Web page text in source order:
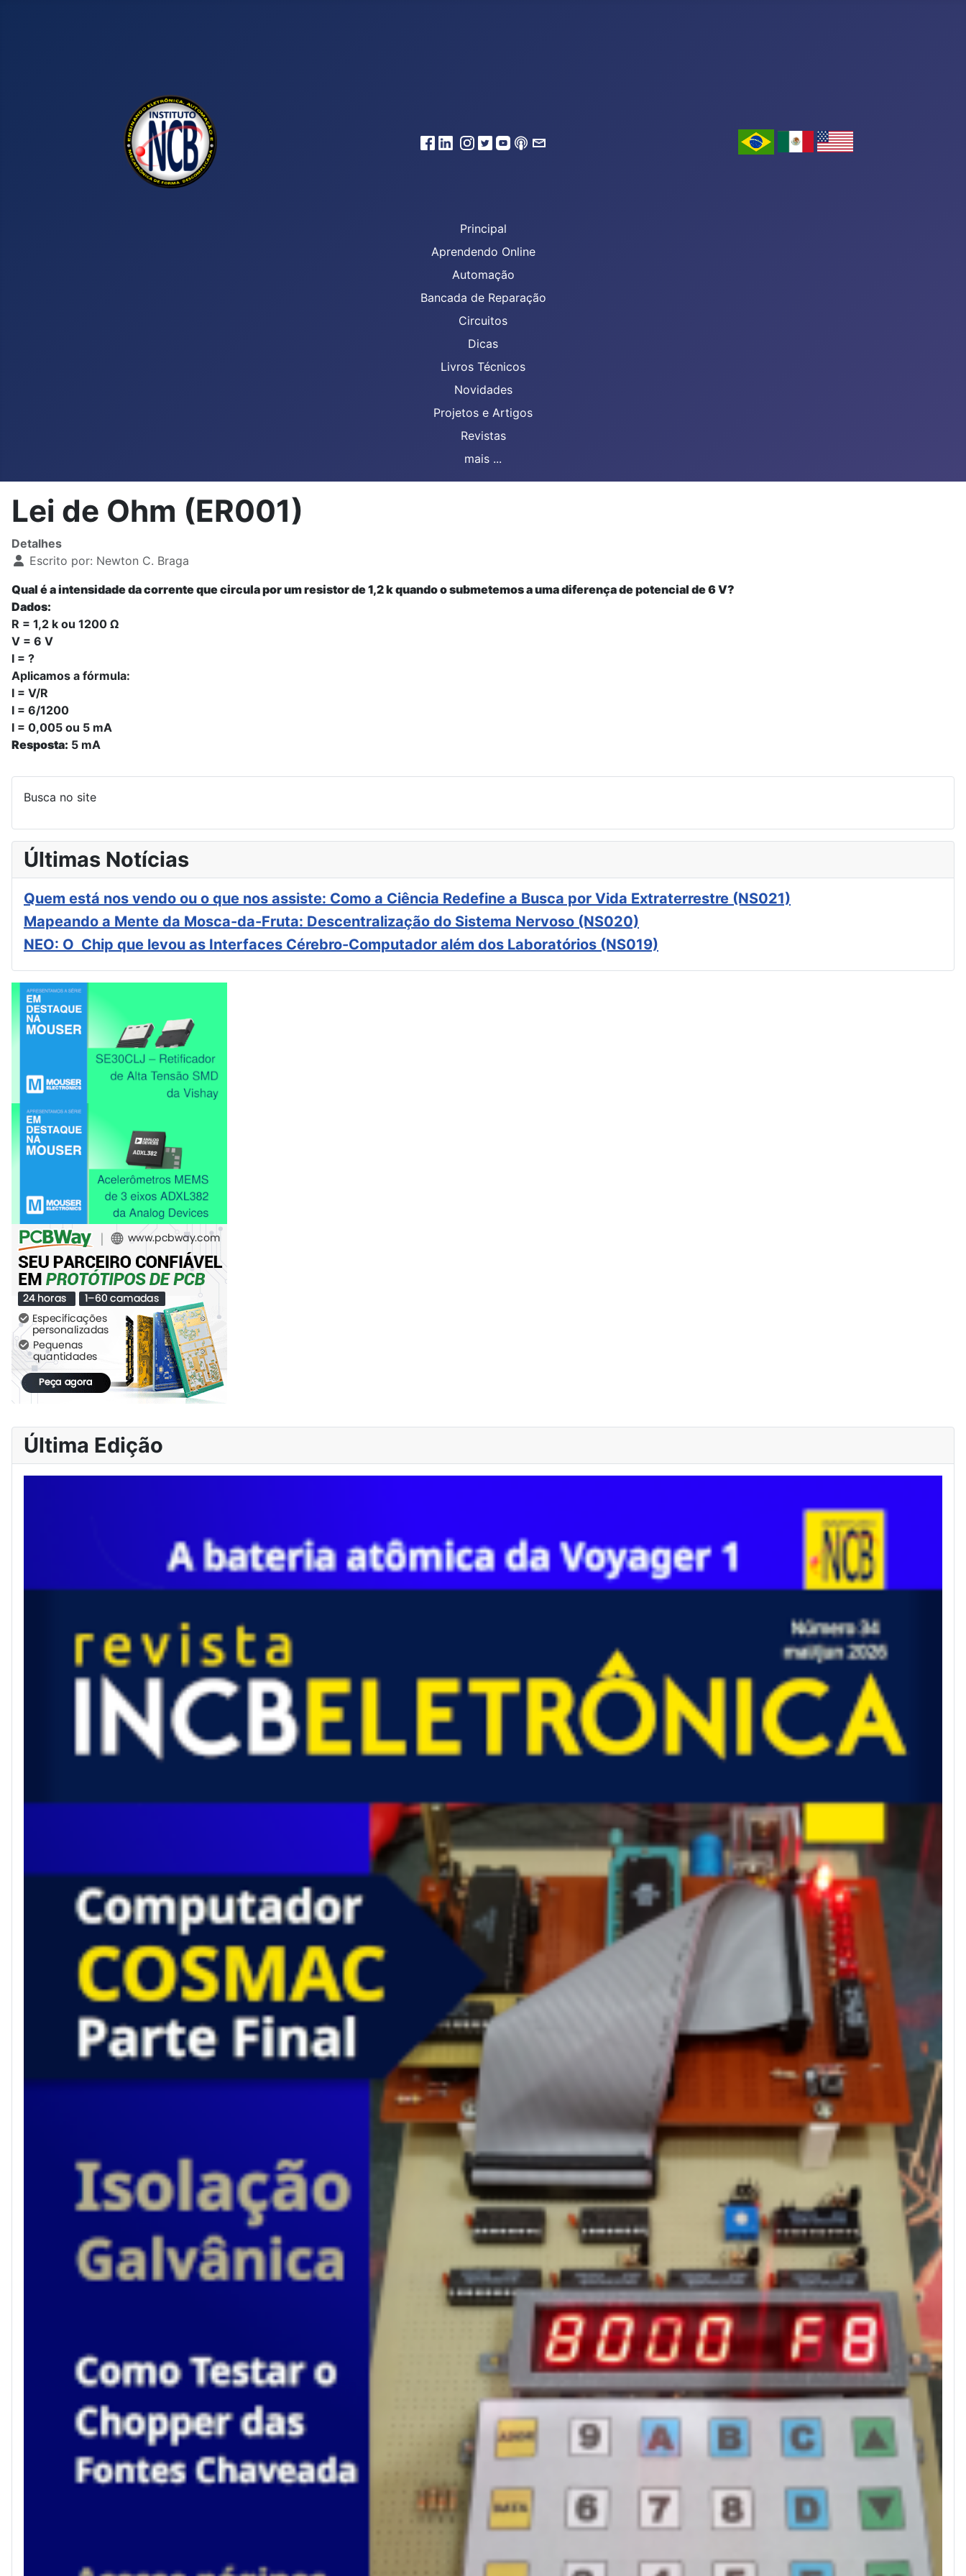
Principal
Aprendendo Online
Automação
Bancada de Reparação
Circuitos
Dicas
Livros Técnicos
Novidades
Projetos e Artigos
Revistas
mais ...
Lei de Ohm (ER001)
Detalhes
Escrito por: Newton C. Braga
Qual é a intensidade da corrente que circula por um resistor de 1,2 k quando o submetemos a uma diferença de potencial de 6 V?
Dados:
R = 1,2 k ou 1200 Ω
V = 6 V
I = ?
Aplicamos a fórmula:
I = V/R
I = 6/1200
I = 0,005 ou 5 mA
Resposta: 5 mA
Busca no site
Últimas Notícias
Quem está nos vendo ou o que nos assiste: Como a Ciência Redefine a Busca por Vida Extraterrestre (NS021)
Mapeando a Mente da Mosca-da-Fruta: Descentralização do Sistema Nervoso (NS020)
NEO: O Chip que levou as Interfaces Cérebro-Computador além dos Laboratórios (NS019)
Última Edição